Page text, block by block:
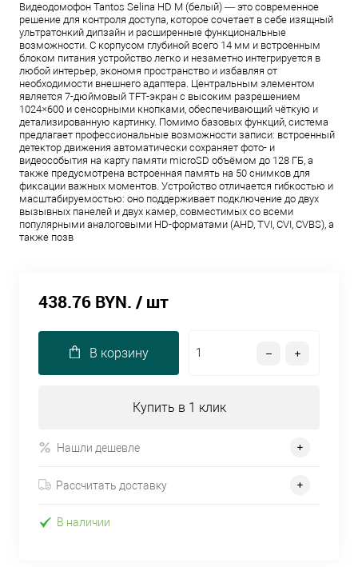
Видеодомофон Tantos Selina HD M (белый) — это современное
решение для контроля доступа, которое сочетает в себе изящный
ультратонкий дипзайн и расширенные функциональные
возможности. С корпусом глубиной всего 14 мм и встроенным
блоком питания устройство легко и незаметно интегрируется в
любой интерьер, экономя пространство и избавляя от
необходимости внешнего адаптера. Центральным элементом
является 7-дюймовый TFT-экран с высоким разрешением
1024×600 и сенсорными кнопками, обеспечивающий чёткую и
детализированную картинку. Помимо базовых функций, система
предлагает профессиональные возможности записи: встроенный
детектор движения автоматически сохраняет фото- и
видеособытия на карту памяти microSD объёмом до 128 ГБ, а
также предусмотрена встроенная память на 50 снимков для
фиксации важных моментов. Устройство отличается гибкостью и
масштабируемостью: оно поддерживает подключение до двух
вызывных панелей и двух камер, совместимых со всеми
популярными аналоговыми HD-форматами (AHD, TVI, CVI, CVBS), а
также позв
438.76 BYN. / шт
В корзину
Купить в 1 клик
Нашли дешевле
Рассчитать доставку
В наличии